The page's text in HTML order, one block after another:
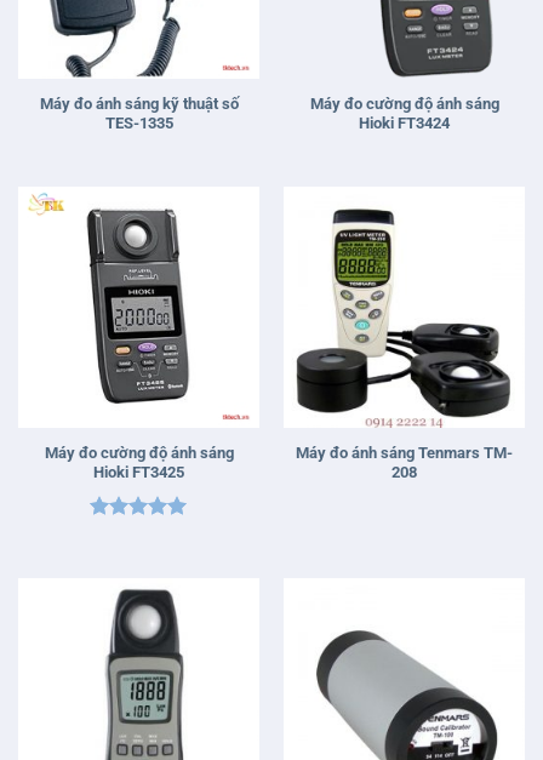
Máy đo ánh sáng kỹ thuật số
TES-1335
Máy đo cường độ ánh sáng
Hioki FT3424
Máy đo cường độ ánh sáng
Hioki FT3425
Máy đo ánh sáng Tenmars TM-
208